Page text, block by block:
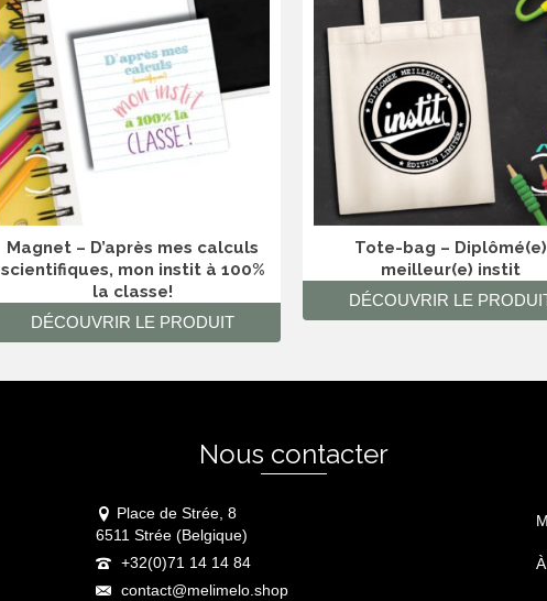
Magnet – D’après mes calculs
scientifiques, mon instit à 100%
la classe!
DÉCOUVRIR LE PRODUIT
Tote-bag – Diplômé(e)
meilleur(e) instit
DÉCOUVRIR LE
Nous contacter
Place de Strée, 8
6511 Strée (Belgique)
+32(0)71 14 14 84
contact@melimelo.shop